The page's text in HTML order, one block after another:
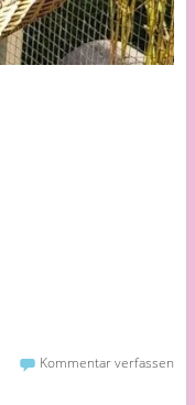
Kommentar verfassen